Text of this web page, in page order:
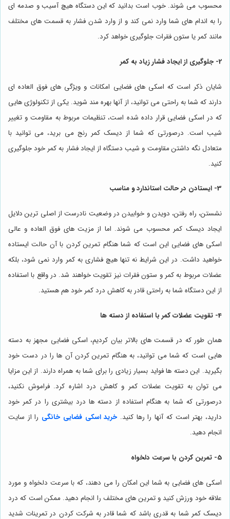
محسوب می شوند. خوب است بدانید که این دستگاه هیچ آسیب و صدمه ای
را به اندام های شما وارد نمی کند و از وارد شدن فشار به قسمت های مختلف
مانند کمر یا ستون فقرات جلوگیری خواهد کرد.
2- جلوگیری از ایجاد فشار زیاد به کمر
شایان ذکر است که اسکی های فضایی امکانات و ویژگی های فوق العاده ای
دارند که شما به راحتی می توانید، از آنها بهره مند شوید. یکی از تکنولوژی هایی
که در اسکی فضایی قرار داده شده است، تنظیمات مربوط به مقاومت و تغییر
شیب است. درصورتی که شما از دیسک کمر رنج می برید، می توانید با
متعادل نگه داشتن مقاومت و شیب دستگاه از ایجاد فشار به کمر خود جلوگیری
کنید.
3- ایستادن در حالت استاندارد و مناسب
نشستن، راه رفتن، دویدن و خوابیدن در وضعیت نادرست از اصلی ترین دلایل
ایجاد دیسک کمر محسوب می شوند. اما از مزیت های فوق العاده و عالی
اسکی های فضایی این است که شما هنگام تمرین کردن با آن حالت ایستاده
خواهید داشت. در این شرایط نه تنها هیچ فشاری به کمر وارد نمی شود، بلکه
عضلات مربوط به کمر و ستون فقرات نیز تقویت خواهند شد. در واقع با استفاده
از این دستگاه شما به راحتی قادر به کاهش درد کمر خود هم هستید.
4- تقویت عضلات کمر با استفاده از دسته ها
همان طور که در قسمت های بالاتر بیان کردیم، اسکی فضایی مجهز به دسته
هایی است که شما می توانید، به هنگام تمرین کردن آن ها را در دست خود
بگیرید. این دسته ها فواید بسیار زیادی را برای شما به همراه دارند. از این مزایا
می توان به تقویت عضلات کمر و کاهش درد اشاره کرد. فراموش نکنید،
درصورتی که شما به هنگام استفاده از دسته ها درد بیشتری را در کمر خود
دارید، بهتر است که آنها را رها کنید. خرید اسکی فضایی خانگی را از سایت
انجام دهید.
5- تمرین کردن با سرعت دلخواه
اسکی های فضایی به شما این امکان را می دهند، که با سرعت دلخواه و مورد
علاقه خود ورزش کنید و تمرین های مختلف را انجام دهید. ممکن است که درد
دیسک کمر شما به قدری باشد که شما قادر به شرکت کردن در تمرینات شدید